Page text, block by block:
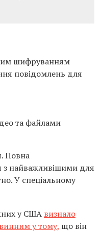
шифруванням
повідомлень для
та файлами
Повна
з найважливішими для
У спеціальному
у США визнало
у тому, що він